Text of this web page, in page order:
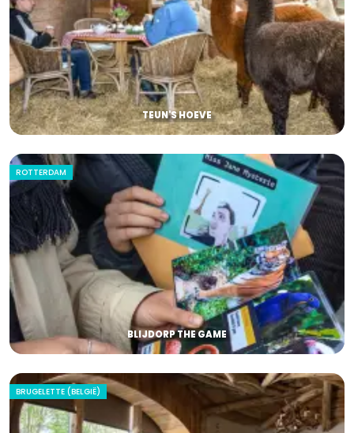
TEUN'S HOEVE
ROTTERDAM
BLIJDORP THE GAME
BRUGELETTE (BELGIË)